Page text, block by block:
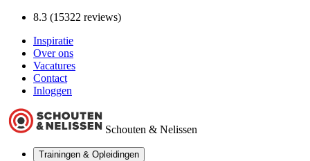
8.3 (15322 reviews)
Inspiratie
Over ons
Vacatures
Contact
Inloggen
Schouten & Nelissen
Trainingen & Opleidingen